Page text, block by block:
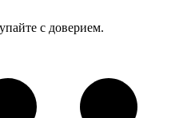
с доверием.